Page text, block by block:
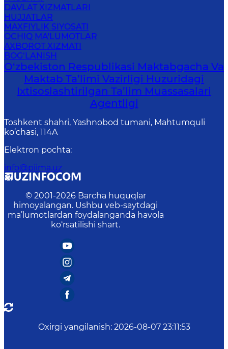
DAVLAT XIZMATLARI
HUJJATLAR
MAXFIYLIK SIYOSATI
OCHIQ MA'LUMOTLAR
AXBOROT XIZMATI
BOG‘LANISH
O‘zbekiston Respublikasi Maktabgacha Va
Maktab Ta’limi Vazirligi Huzuridagi
Ixtisoslashtirilgan Ta’lim Muassasalari
Agentligi
Toshkent shahri, Yashnobod tumani, Mahtumquli
ko‘chasi, 114A
Elektron pochta:
info@piima.uz
© 2001-2026 Barcha huquqlar
himoyalangan. Ushbu veb-saytdagi
ma’lumotlardan foydalanganda havola
ko‘rsatilishi shart.
Oxirgi yangilanish: 2026-08-07 23:11:53